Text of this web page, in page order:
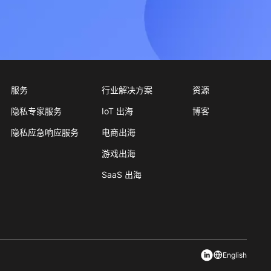
服务
隐私专家服务
隐私应急响应服务
行业解决方案
IoT 出海
电商出海
游戏出海
SaaS 出海
资源
博客
English